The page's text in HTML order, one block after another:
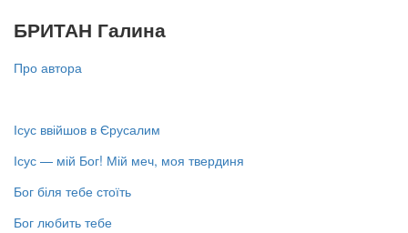
БРИТАН Галина
Про автора
Ісус ввійшов в Єрусалим
Ісус — мій Бог! Мій меч, моя твердиня
Бог біля тебе стоїть
Бог любить тебе